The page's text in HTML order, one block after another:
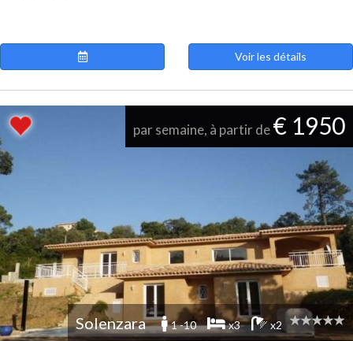
Voir les détails
par semaine, à partir de€ 1950
Solenzara 1 -10 x3 x2